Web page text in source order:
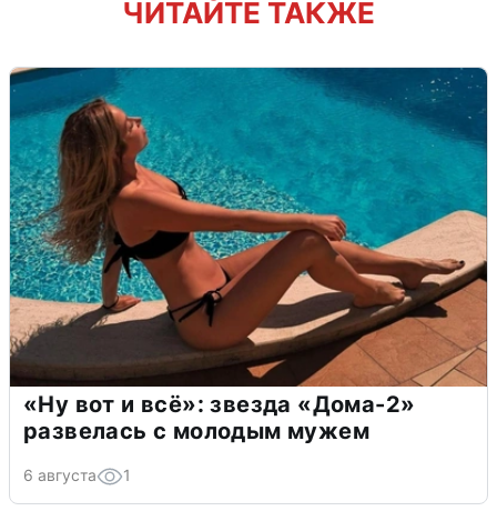
ЧИТАЙТЕ ТАКЖЕ
«Ну вот и всё»: звезда «Дома-2»
развелась с молодым мужем
6 августа 1